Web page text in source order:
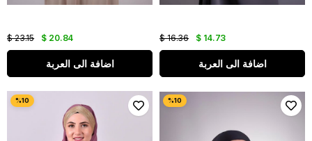
$ 20.84
$ 23.15
اضافة الى العربة
$ 14.73
$ 16.36
اضافة الى العربة